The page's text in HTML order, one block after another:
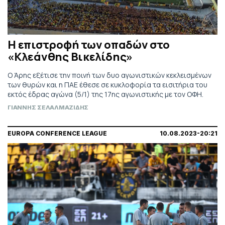
Η επιστροφή των οπαδών στο
«Κλεάνθης Βικελίδης»
Ο Άρης εξέτισε την ποινή των δυο αγωνιστικών κεκλεισμένων
των θυρών και η ΠΑΕ έθεσε σε κυκλοφορία τα εισιτήρια του
εκτός έδρας αγώνα (5/1) της 17ης αγωνιστικής με τον ΟΦΗ.
ΓΙΑΝΝΗΣ ΣΕΛΑΛΜΑΖΙΔΗΣ
EUROPA CONFERENCE LEAGUE 10.08.2023-20:21